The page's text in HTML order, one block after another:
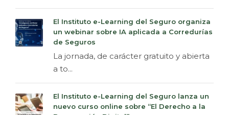
El Instituto e-Learning del Seguro organiza
un webinar sobre IA aplicada a Corredurías
de Seguros
La jornada, de carácter gratuito y abierta
a to...
El Instituto e-Learning del Seguro lanza un
nuevo curso online sobre “El Derecho a la